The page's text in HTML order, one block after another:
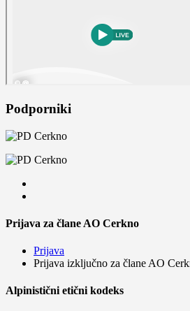
Podporniki
Prijava za člane AO Cerkno
Prijava
Prijava izključno za člane AO
Alpinistični etični kodeks